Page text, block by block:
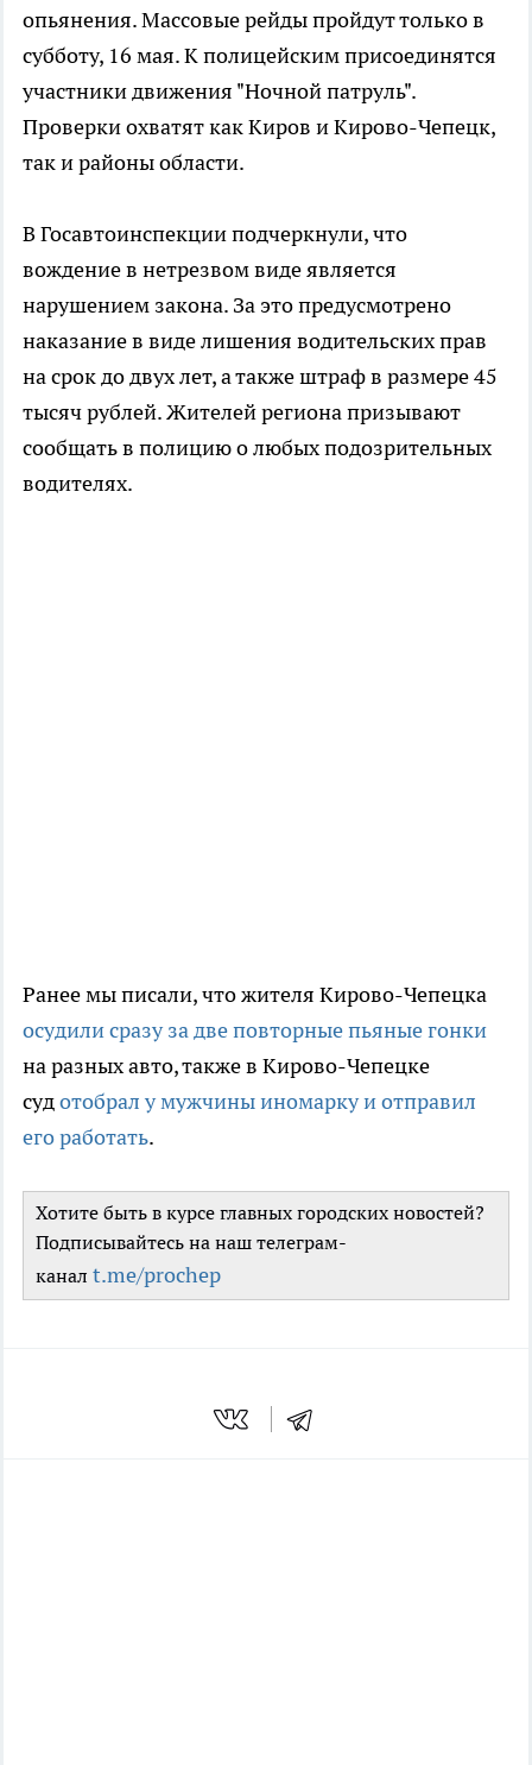
опьянения. Массовые рейды пройдут только в
субботу, 16 мая. К полицейским присоединятся
участники движения "Ночной патруль".
Проверки охватят как Киров и Кирово-Чепецк,
так и районы области.
В Госавтоинспекции подчеркнули, что
вождение в нетрезвом виде является
нарушением закона. За это предусмотрено
наказание в виде лишения водительских прав
на срок до двух лет, а также штраф в размере 45
тысяч рублей. Жителей региона призывают
сообщать в полицию о любых подозрительных
водителях.
Ранее мы писали, что жителя Кирово-Чепецка
осудили сразу за две повторные пьяные гонки
на разных авто, также в Кирово-Чепецке
судотобрал у мужчины иномарку и отправил
его работать.
Хотите быть в курсе главных городских новостей?
Подписывайтесь на наш телеграм-
канал t.me/prochep